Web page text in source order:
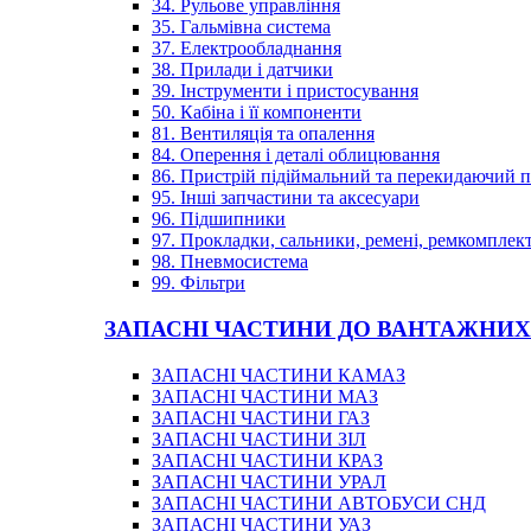
34. Рульове управління
35. Гальмівна система
37. Електрообладнання
38. Прилади і датчики
39. Інструменти і пристосування
50. Кабіна і її компоненти
81. Вентиляція та опалення
84. Оперення і деталі облицювання
86. Пристрій підіймальний та перекидаючий
95. Інші запчастини та аксесуари
96. Підшипники
97. Прокладки, сальники, ремені,
98. Пневмосистема
99. Фільтри
ЗАПАСНІ ЧАСТИНИ ДО
ЗАПАСНІ ЧАСТИНИ КАМАЗ
ЗАПАСНІ ЧАСТИНИ МАЗ
ЗАПАСНІ ЧАСТИНИ ГАЗ
ЗАПАСНІ ЧАСТИНИ ЗІЛ
ЗАПАСНІ ЧАСТИНИ КРАЗ
ЗАПАСНІ ЧАСТИНИ УРАЛ
ЗАПАСНІ ЧАСТИНИ АВТОБУСИ СНД
ЗАПАСНІ ЧАСТИНИ УАЗ